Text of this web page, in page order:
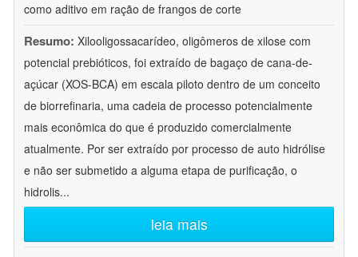
como aditivo em ração de frangos de corte
Resumo: Xilooligossacarídeo, oligômeros de xilose com
potencial prebióticos, foi extraído de bagaço de cana-de-
açúcar (XOS-BCA) em escala piloto dentro de um conceito
de biorrefinaria, uma cadeia de processo potencialmente
mais econômica do que é produzido comercialmente
atualmente. Por ser extraído por processo de auto hidrólise
e não ser submetido a alguma etapa de purificação, o
hidrolis...
leia mais